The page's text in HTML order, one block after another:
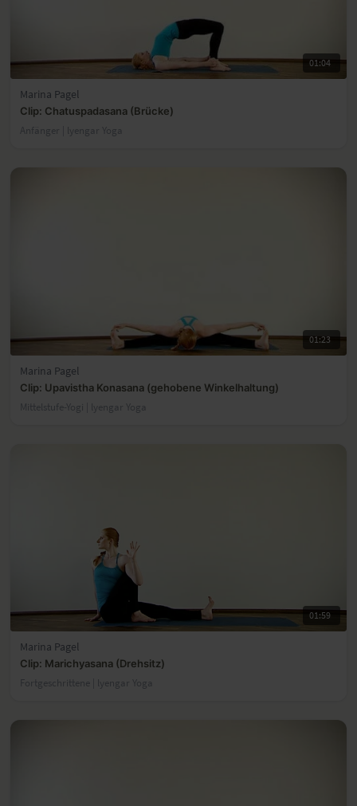
01:04
Marina Pagel
Clip: Chatuspadasana (Brücke)
Anfänger | lyengar Yoga
01:23
Marina Pagel
Clip: Upavistha Konasana (gehobene Winkelhaltung)
Mittelstufe-Yogi | lyengar Yoga
01:59
Marina Pagel
Clip: Marichyasana (Drehsitz)
Fortgeschrittene | lyengar Yoga